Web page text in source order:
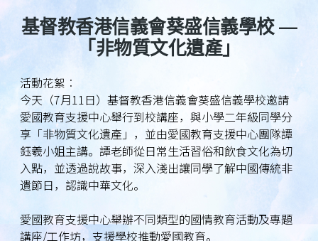
基督教香港信義會葵盛信義學校 —
「非物質文化遺產」
活動花絮︰
今天（7月11日）基督教香港信義會葵盛信義學校邀請
愛國教育支援中心舉行到校講座，與小學二年級同學分
享「非物質文化遺產」，並由愛國教育支援中心團隊譚
鈺羲小姐主講。譚老師從日常生活習俗和飲食文化為切
入點，並透過說故事，深入淺出讓同學了解中國傳統非
遺節日，認識中華文化。
愛國教育支援中心舉辦不同類型的國情教育活動及專題
講座/工作坊，支援學校推動愛國教育。